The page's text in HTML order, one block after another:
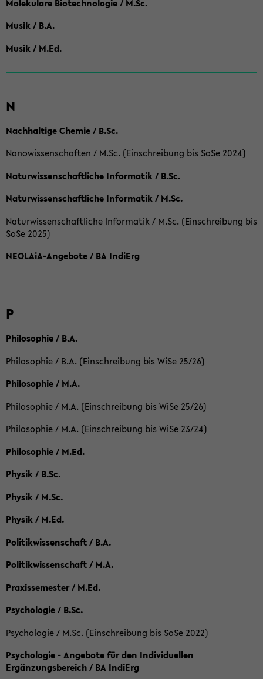
Molekulare Biotechnologie / M.Sc.
Musik / B.A.
Musik / M.Ed.
N
Nachhaltige Chemie / B.Sc.
Nanowissenschaften / M.Sc. (Einschreibung bis SoSe 2024)
Naturwissenschaftliche Informatik / B.Sc.
Naturwissenschaftliche Informatik / M.Sc.
Naturwissenschaftliche Informatik / M.Sc. (Einschreibung bis
SoSe 2025)
NEOLAiA-Angebote / BA IndiErg
P
Philosophie / B.A.
Philosophie / B.A. (Einschreibung bis WiSe 25/26)
Philosophie / M.A.
Philosophie / M.A. (Einschreibung bis WiSe 25/26)
Philosophie / M.A. (Einschreibung bis WiSe 23/24)
Philosophie / M.Ed.
Physik / B.Sc.
Physik / M.Sc.
Physik / M.Ed.
Politikwissenschaft / B.A.
Politikwissenschaft / M.A.
Praxissemester / M.Ed.
Psychologie / B.Sc.
Psychologie / M.Sc. (Einschreibung bis SoSe 2022)
Psychologie - Angebote für den Individuellen
Ergänzungsbereich / BA IndiErg